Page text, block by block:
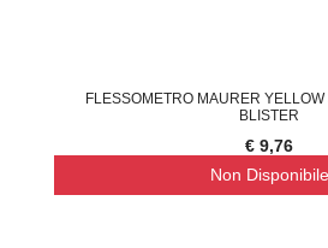
FLESSOMETRO MAURER YELLOW
BLISTER
€ 9,76
Non Disponibile